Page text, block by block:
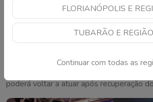
FLORIANÓPOLIS E
TUBARÃO E REGIÃO
Continuar com todas as
STJD bate o martelo e
poderá voltar a atuar após recuperação
Cruzeiro ou em até 180 dias